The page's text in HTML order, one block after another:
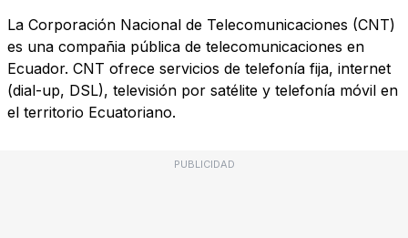
La Corporación Nacional de Telecomunicaciones (CNT)
es una compañia pública de telecomunicaciones en
Ecuador. CNT ofrece servicios de telefonía fija, internet
(dial-up, DSL), televisión por satélite y telefonía móvil en
el territorio Ecuatoriano.
PUBLICIDAD